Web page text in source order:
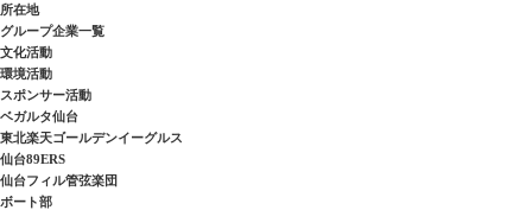
所在地
グループ企業一覧
文化活動
環境活動
スポンサー活動
ベガルタ仙台
東北楽天ゴールデンイーグルス
仙台89ERS
仙台フィル管弦楽団
ボート部